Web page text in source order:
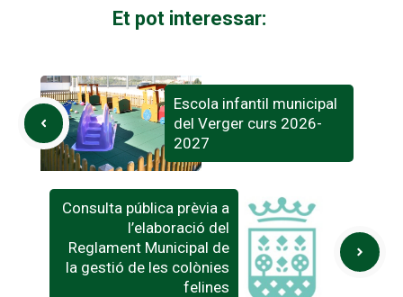
Et pot interessar:
Escola infantil municipal
del Verger curs 2026-
2027
Consulta pública prèvia a
l’elaboració del
Reglament Municipal de
la gestió de les colònies
felines